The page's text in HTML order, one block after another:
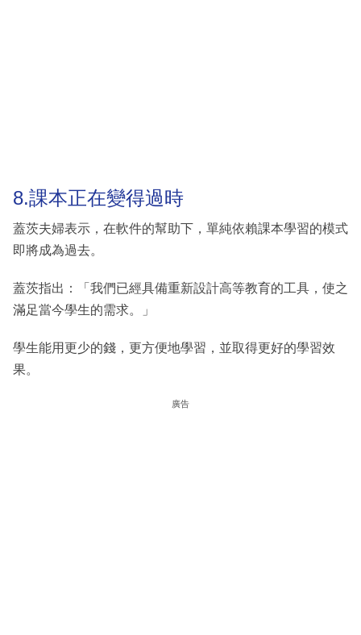
8.課本正在變得過時
蓋茨夫婦表示，在軟件的幫助下，單純依賴課本學習的模式
即將成為過去。
蓋茨指出：「我們已經具備重新設計高等教育的工具，使之
滿足當今學生的需求。」
學生能用更少的錢，更方便地學習，並取得更好的學習效
果。
廣告